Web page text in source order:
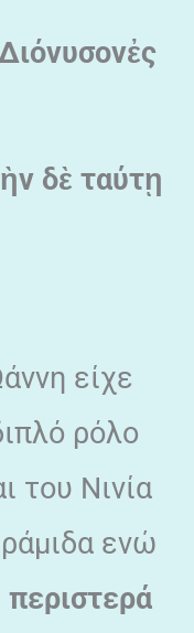
ἐς
ὴν δὲ ταύτῃ
είχε
ρόλο
του Νινία
ενώ
περιστερά